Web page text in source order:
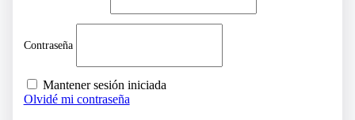
Contraseña
Mantener sesión iniciada
Olvidé mi contraseña